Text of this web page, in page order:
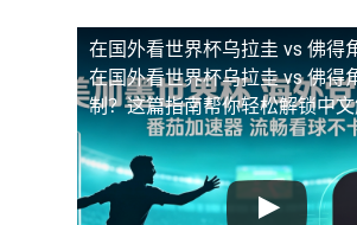
在国外看世界杯乌拉圭 vs 佛得
在国外看世界杯乌拉圭 vs 佛得
制？这篇指南帮你轻松解锁中